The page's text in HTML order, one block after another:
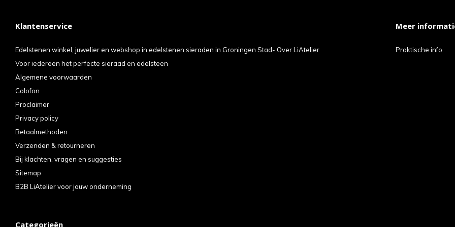
Klantenservice
Edelstenen winkel, juwelier en webshop in edelstenen sieraden in Groningen Stad- Over LiAtelier
Voor iedereen het perfecte sieraad en edelsteen
Algemene voorwaarden
Colofon
Proclaimer
Privacy policy
Betaalmethoden
Verzenden & retourneren
Bij klachten, vragen en suggesties
Sitemap
B2B LiAtelier voor jouw onderneming
Meer
Praktische info
Categorieën